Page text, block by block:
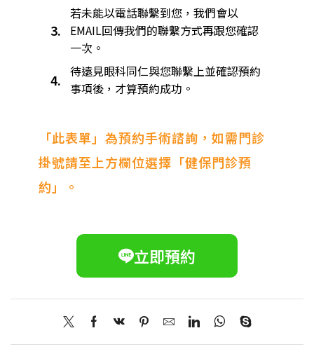
3.
若未能以電話聯繫到您，我們會以
EMAIL回傳我們的聯繫方式再跟您確認
一次。
4. 待遠見眼科同仁與您聯繫上並確認預約
事項後，才算預約成功。
「此表單」為預約手術諮詢，如需門診
掛號請至上方欄位選擇「健保門診預
約」。
立即預約